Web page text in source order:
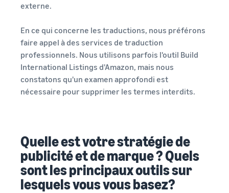
externe.
En ce qui concerne les traductions, nous préférons
faire appel à des services de traduction
professionnels. Nous utilisons parfois l'outil Build
International Listings d'Amazon, mais nous
constatons qu'un examen approfondi est
nécessaire pour supprimer les termes interdits.
Quelle est votre stratégie de
publicité et de marque ? Quels
sont les principaux outils sur
lesquels vous vous basez?